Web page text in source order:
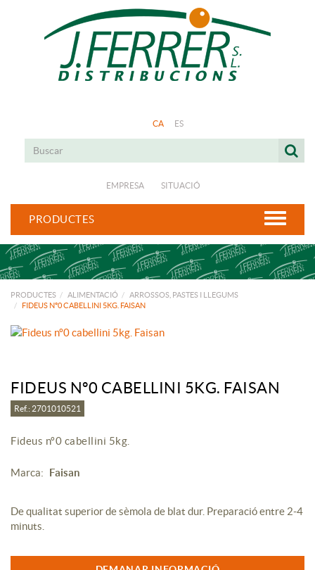
CA ES
EMPRESA SITUACIÓ
PRODUCTES
PRODUCTES ALIMENTACIÓ
ARROSSOS, PASTES I LLEGUMS
FIDEUS Nº0 CABELLINI 5KG. FAISAN
FIDEUS Nº0 CABELLINI 5KG. FAISAN
Ref.: 2701010521
Fideus nº0 cabellini 5kg.
Marca: Faisan
De qualitat superior de sèmola de blat dur. Preparació entre 2-4
minuts.